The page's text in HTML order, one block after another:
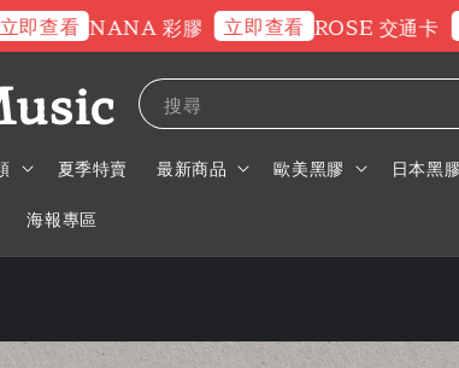
查看 NANA 彩膠 立即查看 ROSE 交通卡 立
搜尋
夏季特賣 最新商品 歐美黑膠 日本黑
海報專區